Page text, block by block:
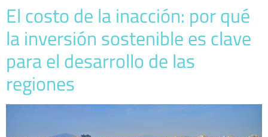
El costo de la inacción: por qué
la inversión sostenible es clave
para el desarrollo de las
regiones